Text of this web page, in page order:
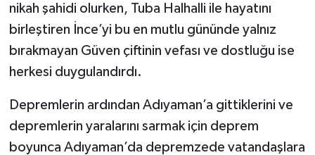
nikah şahidi olurken, Tuba Halhalli ile hayatını
birleştiren İnce’yi bu en mutlu gününde yalnız
bırakmayan Güven çiftinin vefası ve dostluğu ise
herkesi duygulandırdı.
Depremlerin ardından Adıyaman’a gittiklerini ve
depremlerin yaralarını sarmak için deprem
boyunca Adıyaman’da depremzede vatandaşlara